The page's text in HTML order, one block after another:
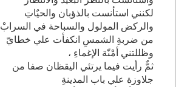
لكنني استأنست بالذؤبان والحيٌاتِ
والركض المولول والسباحة في السرابْ
من ضربةِ الشمسِ انكفأت علي خطايّ
وظللتني أمْنّة الإغماءِ ،
ثمٌّ رأيت فيما يرتئي اليقظان صفا من
جلاوزة علي باب المدينةِ